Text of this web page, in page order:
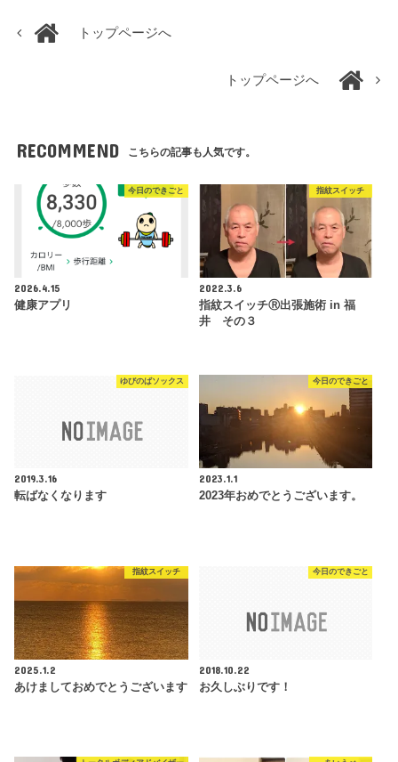
トップページへ
トップページへ
RECOMMEND こちらの記事も人気です。
今日のできごと
2026.4.15
健康アプリ
指紋スイッチ
2022.3.6
指紋スイッチⓇ出張施術 in 福
井 その３
ゆびのばソックス
2019.3.16
転ばなくなります
今日のできごと
2023.1.1
2023年おめでとうございます。
指紋スイッチ
2025.1.2
あけましておめでとうございます
今日のできごと
2018.10.22
お久しぶりです！